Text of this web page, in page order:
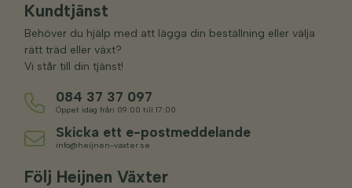
Kundtjänst
Behöver du hjälp med att lägga din beställning eller välja
rätt träd eller växt?
Vi står till din tjänst!
084 37 37 097
Öppet idag från 09:00 till 17:00
Skicka ett e-postmeddelande
info@heijnen-vaxter.se
Följ Heijnen Växter